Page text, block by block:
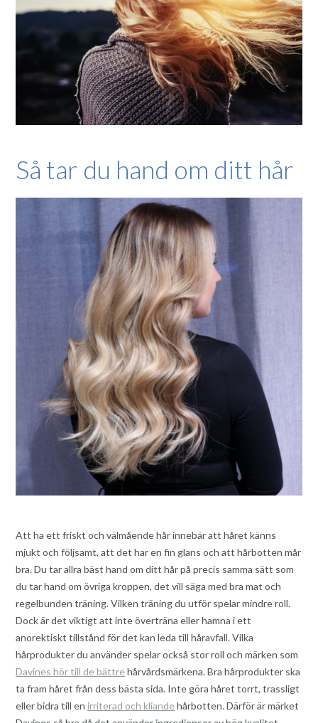
Så tar du hand om ditt hår
Att ha ett friskt och välmående hår innebär att håret känns
mjukt och följsamt, att det har en fin glans och att hårbotten mår
bra. Du tar allra bäst hand om ditt hår på precis samma sätt som
du tar hand om övriga kroppen, det vill säga med bra mat och
regelbunden träning. Vilken träning du utför spelar mindre roll.
Dock är det viktigt att inte överträna eller hamna i ett
anorektiskt tillstånd för det kan leda till håravfall. Vilka
hårprodukter du använder spelar också stor roll och märken som
Davines hör till de bättre hårvårdsmärkena. Bra hårprodukter ska
ta fram håret från dess bästa sida. Inte göra håret torrt, trassligt
eller bidra till en irriterad och kliande hårbotten. Därför är märket